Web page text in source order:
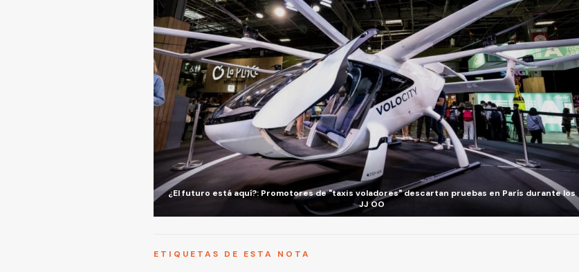
¿El futuro está aquí?: Promotores de "taxis voladores" descartan pruebas en París durante los
JJ OO
ETIQUETAS DE ESTA NOTA